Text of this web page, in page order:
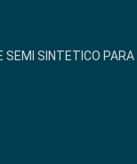
SEMI SINTETICO